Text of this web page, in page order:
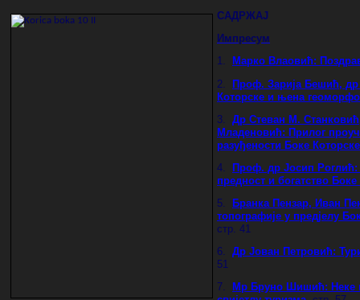
САДРЖАЈ
Импресум
1.
Марко Влаовић:
2.
Проф. Зарија Бешић, др
Которске и њена
3.
Др Стеван М.
Младеновић: Прилог
разуђености Боке Которске
4.
Проф. др Јосип Роглић:
предност и богатство Боке
5.
Бранка Пензар, Иван
топографије у предјелу
стр. 41
6. Др Јован Петровић:
51
7.
Мр Бруно Шишић: Неке